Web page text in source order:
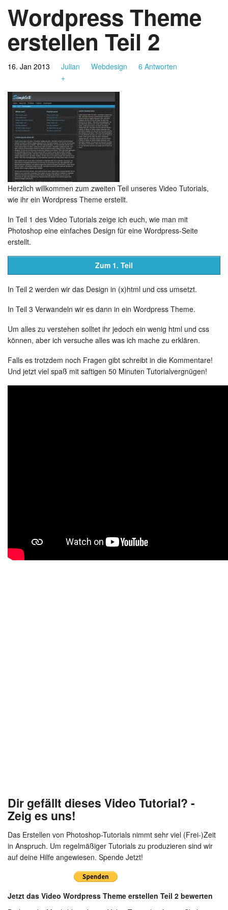
Wordpress Theme
erstellen Teil 2
16. Jan 2013
Julian
+
Webdesign 6 Antworten
wp-theme-1.jpg
Herzlich willkommen zum zweiten Teil unseres Video Tutorials,
wie ihr ein Wordpress Theme erstellt.
In Teil 1 des Video Tutorials zeige ich euch, wie man mit
Photoshop eine einfaches Design für eine Wordpress-Seite
erstellt.
Zum 1. Teil
In Teil 2 werden wir das Design in (x)html und css umsetzt.
In Teil 3 Verwandeln wir es dann in ein Wordpress Theme.
Um alles zu verstehen solltet ihr jedoch ein wenig html und css
können, aber ich versuche alles was ich mache zu erklären.
Falls es trotzdem noch Fragen gibt schreibt in die Kommentare!
Und jetzt viel spaß mit saftigen 50 Minuten Tutorialvergnügen!
Dir gefällt dieses Video Tutorial? -
Zeig es uns!
Das Erstellen von Photoshop-Tutorials nimmt sehr viel (Frei-)Zeit
in Anspruch. Um regelmäßiger Tutorials zu produzieren sind wir
auf deine Hilfe angewiesen. Spende Jetzt!
Jetzt das Video Wordpress Theme erstellen Teil 2 bewerten